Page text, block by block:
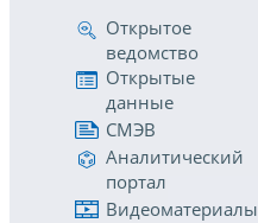
Открытое
ведомство
Открытые
данные
СМЭВ
Аналитический
портал
Видеоматериалы